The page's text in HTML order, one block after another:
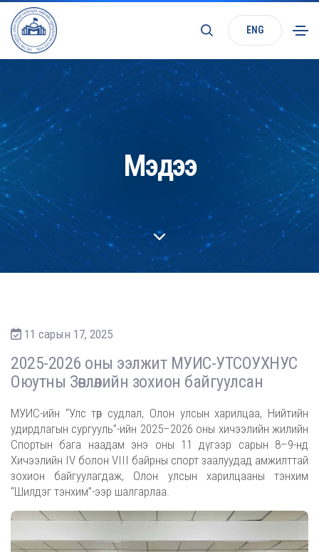
ENG
Мэдээ
11 сарын 17, 2025
2025-2026 оны ээлжит МУИС-УТСОУХНУС
Оюутны Зөвлөлийн зохион байгуулсан
МУИС-ийн “Улс төр судлал, Олон улсын харилцаа, Нийтийн
удирдлагын сургууль”-ийн 2025–2026 оны хичээлийн жилийн
Спортын бага наадам энэ оны 11 дүгээр сарын 8–9-нд
Хичээлийн IV болон VIII байрны спорт заалуудад амжилттай
зохион байгуулагдаж, Олон улсын харилцааны тэнхим
“Шилдэг тэнхим”-ээр шалгарлаа.